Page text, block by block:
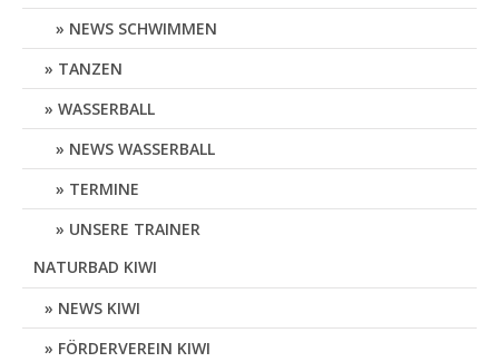
NEWS SCHWIMMEN
TANZEN
WASSERBALL
NEWS WASSERBALL
TERMINE
UNSERE TRAINER
NATURBAD KIWI
NEWS KIWI
FÖRDERVEREIN KIWI